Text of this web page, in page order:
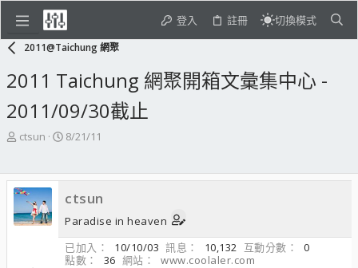
登入 註冊 切換模式
2011@Taichung 網聚
2011 Taichung 網聚開箱文彙集中心 -
2011/09/30截止
主
起
人
ctsun
開
期
8/21/11
ctsun
Paradise in heaven
已加入
10/10/03 訊息 10,132 互動分數
0
點數
36 網站
www.coolaler.com